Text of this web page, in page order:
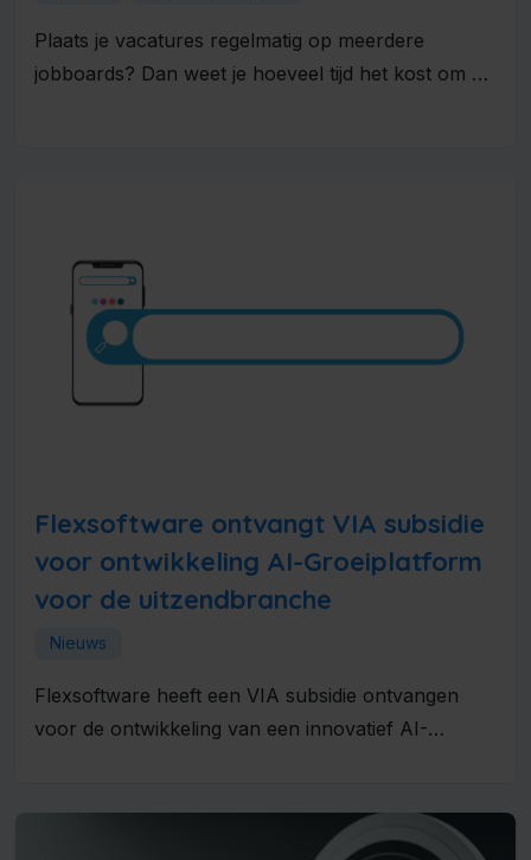
Plaats je vacatures regelmatig op meerdere
jobboards? Dan weet je hoeveel tijd het kost om ze
Flexsoftware ontvangt VIA subsidie
voor ontwikkeling AI-Groeiplatform
voor de uitzendbranche
Nieuws
Flexsoftware heeft een VIA subsidie ontvangen
voor de ontwikkeling van een innovatief AI-